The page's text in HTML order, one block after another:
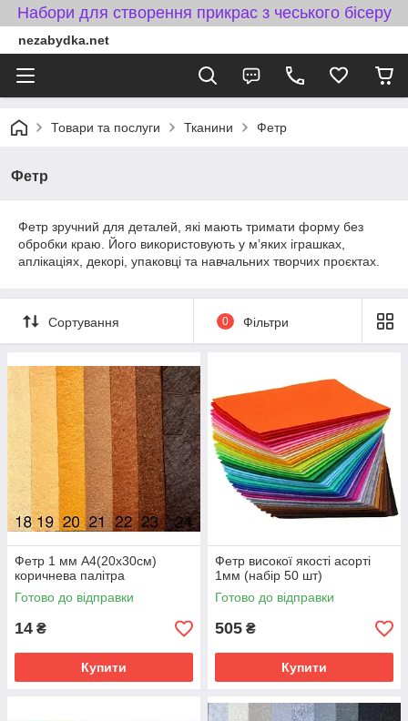
Набори для створення прикрас з чеського бісеру
nezabydka.net
Товари та послуги Тканини Фетр
Фетр
Фетр зручний для деталей, які мають тримати форму без
обробки краю. Його використовують у мʼяких іграшках,
аплікаціях, декорі, упаковці та навчальних творчих проєктах.
Сортування 0 Фільтри
Фетр 1 мм А4(20х30см)
коричнева палітра
Готово до відправки
14 ₴
Купити
Фетр високої якості асорті
1мм (набір 50 шт)
Готово до відправки
505 ₴
Купити